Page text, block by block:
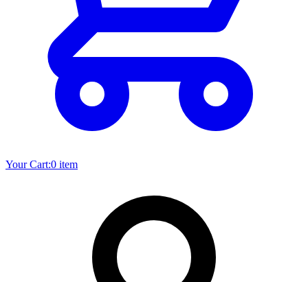
Your Cart:0 item